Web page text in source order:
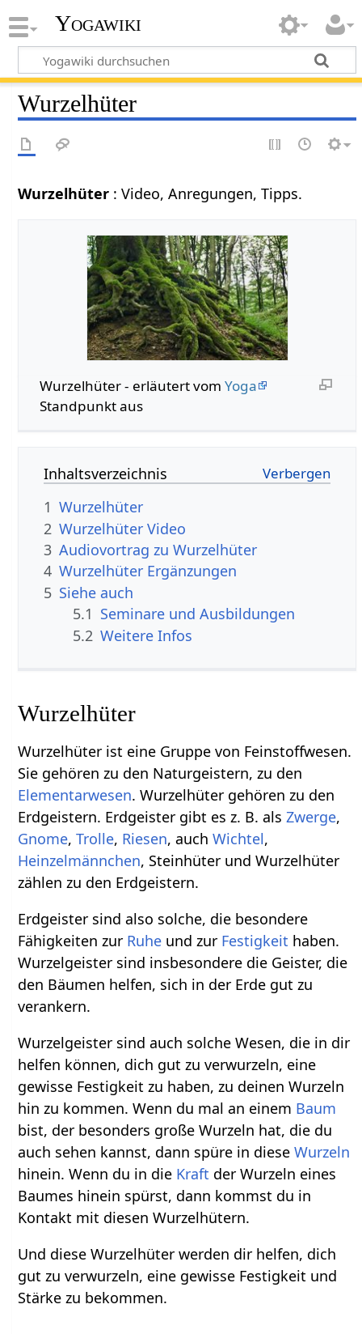
Yogawiki
Wurzelhüter
Wurzelhüter : Video, Anregungen, Tipps.
Wurzelhüter - erläutert vom Yoga
Standpunkt aus
Inhaltsverzeichnis
1 Wurzelhüter
2 Wurzelhüter Video
3 Audiovortrag zu Wurzelhüter
4 Wurzelhüter Ergänzungen
5 Siehe auch
5.1 Seminare und Ausbildungen
5.2 Weitere Infos
Wurzelhüter
Wurzelhüter ist eine Gruppe von Feinstoffwesen.
Sie gehören zu den Naturgeistern, zu den
Elementarwesen. Wurzelhüter gehören zu den
Erdgeistern. Erdgeister gibt es z. B. alsZwerge,
Gnome,Trolle, Riesen, auchWichtel,
Heinzelmännchen, Steinhüter und Wurzelhüter
zählen zu den Erdgeistern.
Erdgeister sind also solche, die besondere
Fähigkeiten zur Ruhe und zur Festigkeit haben.
Wurzelgeister sind insbesondere die Geister, die
den Bäumen helfen, sich in der Erde gut zu
verankern.
Wurzelgeister sind auch solche Wesen, die in dir
helfen können, dich gut zu verwurzeln, eine
gewisse Festigkeit zu haben, zu deinen Wurzeln
hin zu kommen. Wenn du mal an einem Baum
bist, der besonders große Wurzeln hat, die du
auch sehen kannst, dann spüre in dieseWurzeln
hinein. Wenn du in die Kraft der Wurzeln eines
Baumes hinein spürst, dann kommst du in
Kontakt mit diesen Wurzelhütern.
Und diese Wurzelhüter werden dir helfen, dich
gut zu verwurzeln, eine gewisse Festigkeit und
Stärke zu bekommen.